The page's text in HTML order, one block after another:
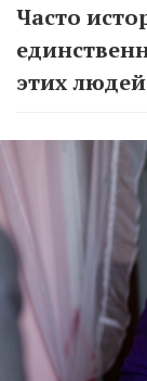
Часто
этих